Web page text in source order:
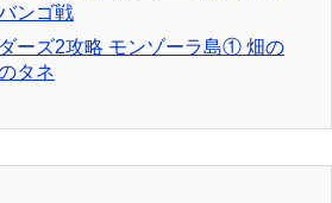
ンゴ戦
ーズ2攻略 モンゾーラ島① 畑の
タネ